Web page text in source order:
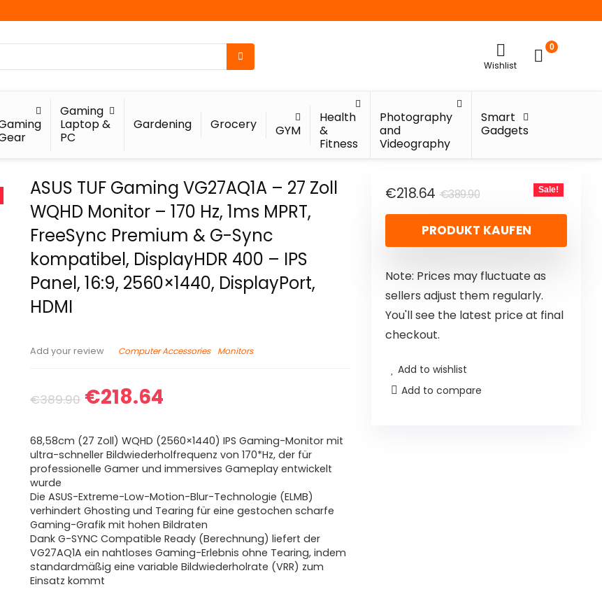
Wishlist
0
Gaming
Laptop &
PC
Gardening Grocery GYM
Health
&
Fitness
Photography
and
Videography
Smart
Gadgets
ASUS TUF Gaming VG27AQ1A – 27 Zoll
WQHD Monitor – 170 Hz, 1ms MPRT,
FreeSync Premium & G-Sync
kompatibel, DisplayHDR 400 – IPS
Panel, 16:9, 2560×1440, DisplayPort,
HDMI
Add your review Computer Accessories Monitors
€389.90 €218.64
68,58cm (27 Zoll) WQHD (2560×1440) IPS Gaming-Monitor mit
ultra-schneller Bildwiederholfrequenz von 170*Hz, der für
professionelle Gamer und immersives Gameplay entwickelt
wurde
Die ASUS-Extreme-Low-Motion-Blur-Technologie (ELMB)
verhindert Ghosting und Tearing für eine gestochen scharfe
Gaming-Grafik mit hohen Bildraten
Dank G-SYNC Compatible Ready (Berechnung) liefert der
VG27AQ1A ein nahtloses Gaming-Erlebnis ohne Tearing, indem
standardmäßig eine variable Bildwiederholrate (VRR) zum
Einsatz kommt
€389.90
€218.64 Sale!
PRODUKT KAUFEN
Note: Prices may fluctuate as
sellers adjust them regularly.
You'll see the latest price at final
checkout.
Add to wishlist
Add to compare